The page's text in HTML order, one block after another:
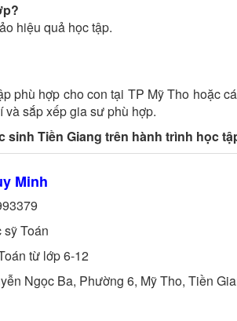
hiệu quả học tập.
phù hợp cho con tại TP Mỹ Tho hoặc
sắp xếp gia sư phù hợp.
sinh Tiền Giang trên hành trình học
Minh
sỹToán
từ lớp 6-12
Ngọc Ba, Phường 6, Mỹ Tho, Tiền